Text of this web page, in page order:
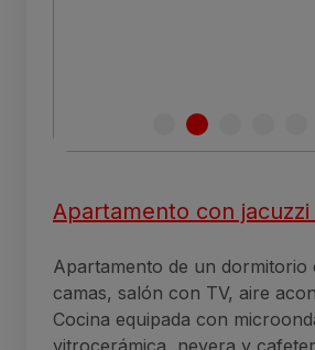
Apartamento con
Apartamento de un dormitorio
camas, salón con TV, aire
Cocina equipada con
vitrocerámica, nevera y